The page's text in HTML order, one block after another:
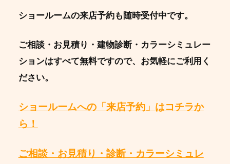
ショールームの来店予約も随時受付中です。
ご相談・お見積り・建物診断・カラーシミュレー
ションはすべて無料ですので、お気軽にご利用く
ださい。
ショールームへの「来店予約」はコチラか
ら！
ご相談・お見積り・診断・カラーシミュレ